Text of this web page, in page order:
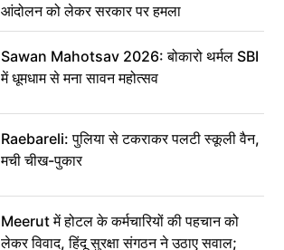
आंदोलन को लेकर सरकार पर हमला
Sawan Mahotsav 2026: बोकारो थर्मल SBI
में धूमधाम से मना सावन महोत्सव
Raebareli: पुलिया से टकराकर पलटी स्कूली वैन,
मची चीख-पुकार
Meerut में होटल के कर्मचारियों की पहचान को
लेकर विवाद, हिंदू सुरक्षा संगठन ने उठाए सवाल;